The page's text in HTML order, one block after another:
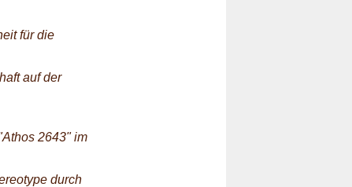
für die
auf der
2643" im
durch